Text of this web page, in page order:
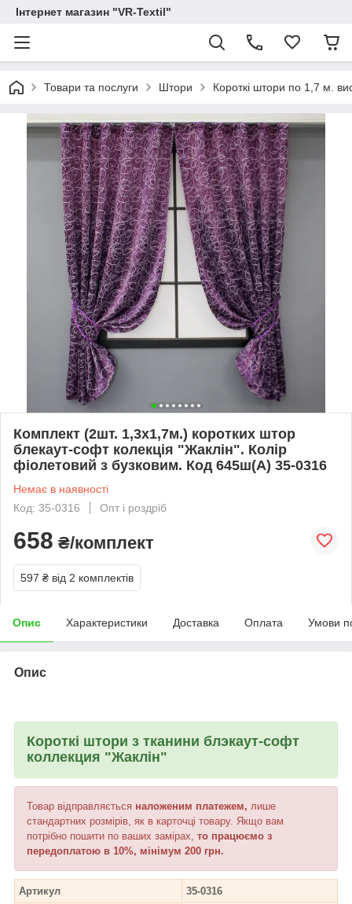
Інтернет магазин "VR-Textil"
Товари та послуги Штори Короткі штори по 1,7 м.
Комплект (2шт. 1,3х1,7м.) коротких штор
блекаут-софт колекція "Жаклін". Колір
фіолетовий з бузковим. Код 645ш(А) 35-0316
Немає в наявності
Код: 35-0316
Опт і роздріб
658 ₴/комплект
597 ₴ від 2 комплектів
Опис Характеристики Доставка Оплата Умови
Опис
Короткі штори з тканини блэкаут-софт
коллекция "Жаклін"
Товар відправляється наложеним платежем, лише
стандартних розмірів, як в карточці товару. Якщо вам
потрібно пошити по ваших замірах, то працюємо з
передоплатою в 10%, мінімум 200 грн.
Артикул
35-0316